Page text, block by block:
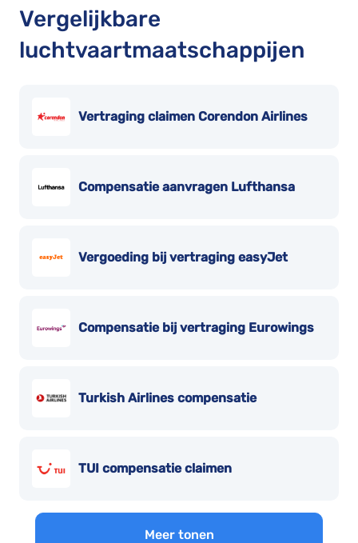
Vergelijkbare
luchtvaartmaatschappijen
Vertraging claimen Corendon Airlines
Compensatie aanvragen Lufthansa
Vergoeding bij vertraging easyJet
Compensatie bij vertraging Eurowings
Turkish Airlines compensatie
TUI compensatie claimen
Meer tonen